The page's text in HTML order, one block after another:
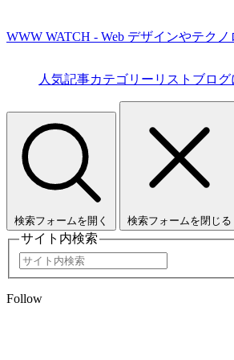
WWW WATCH - Web デザインやテク
人気記事カテゴリーリスト ブログ
検索フォームを開く 検索フォームを閉じる
サイト内検索
Follow